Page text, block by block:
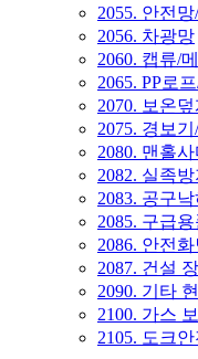
2055. 안전
2056. 차광망
2060. 캡류/
2065. PP로
2070. 보온
2075. 경보
2080. 맨홀
2082. 실족
2083. 공구
2085. 구급용
2086. 안전
2087. 건설
2090. 기타
2100. 가스
2105. 도크